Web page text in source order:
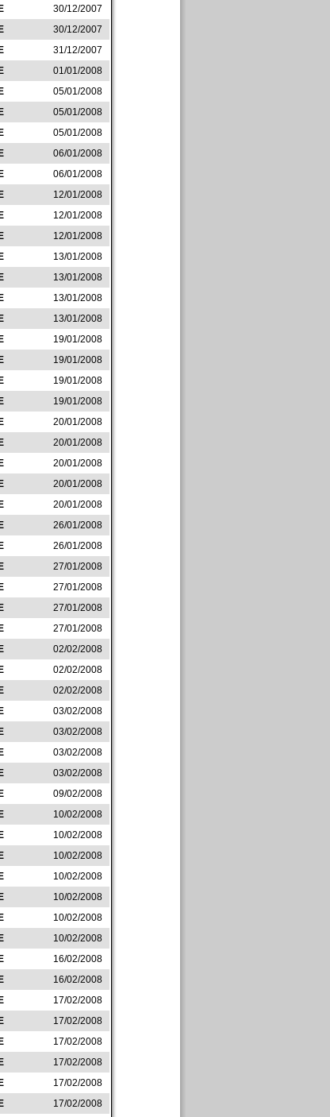
30/12/2007
30/12/2007
31/12/2007
01/01/2008
05/01/2008
05/01/2008
05/01/2008
06/01/2008
06/01/2008
12/01/2008
12/01/2008
12/01/2008
13/01/2008
13/01/2008
13/01/2008
13/01/2008
19/01/2008
19/01/2008
19/01/2008
19/01/2008
20/01/2008
20/01/2008
20/01/2008
20/01/2008
20/01/2008
26/01/2008
26/01/2008
27/01/2008
27/01/2008
27/01/2008
27/01/2008
02/02/2008
02/02/2008
02/02/2008
03/02/2008
03/02/2008
03/02/2008
03/02/2008
09/02/2008
10/02/2008
10/02/2008
10/02/2008
10/02/2008
10/02/2008
10/02/2008
10/02/2008
16/02/2008
16/02/2008
17/02/2008
17/02/2008
17/02/2008
17/02/2008
17/02/2008
17/02/2008